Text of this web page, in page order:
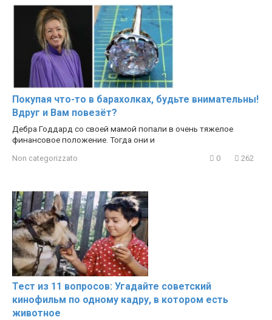
Покупая что-то в барахолках, будьте внимательны!
Вдруг и Вам повезёт?
Дебра Годдард со своей мамой попали в очень тяжелое
финансовое положение. Тогда они и
Non categorizzato 0 262
Тест из 11 вопросов: Угадайте советский
кинофильм по одному кадру, в котором есть
животное